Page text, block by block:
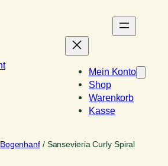
Mein Konto
Shop
Warenkorb
Kasse
Bogenhanf/ Sansevieria Curly Spiral